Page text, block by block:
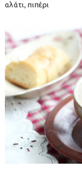
αλάτι, πιπέρι